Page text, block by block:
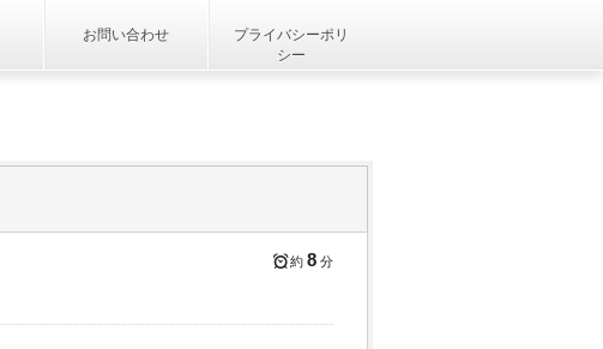
お問い合わせ
プライバシーポリ
シー
約 8 分